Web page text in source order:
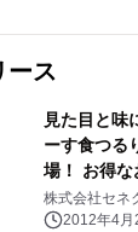
ース
見た目と味
ーす食つる
場！ お得な
100セット販
株式会社セネ
2012年4月